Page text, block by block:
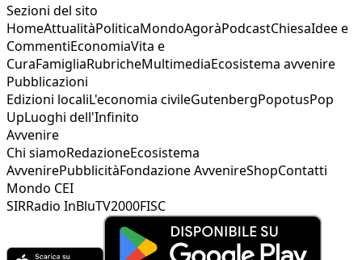
Sezioni del sito
HomeAttualitàPoliticaMondoAgoràPodcastChiesaIdee e
CommentiEconomiaVita e
CuraFamigliaRubricheMultimediaEcosistema avvenire
Pubblicazioni
Edizioni localiL'economia civileGutenbergPopotusPop
UpLuoghi dell'Infinito
Avvenire
Chi siamoRedazioneEcosistema
AvvenirePubblicitàFondazione AvvenireShopContatti
Mondo CEI
SIRRadio InBluTV2000FISC